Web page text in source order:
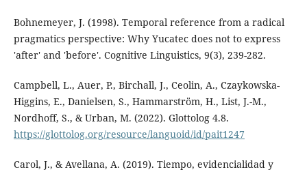
Bohnemeyer, J. (1998). Temporal reference from a radical
pragmatics perspective: Why Yucatec does not to express
'after' and 'before'. Cognitive Linguistics, 9(3), 239-282.
Campbell, L., Auer, P., Birchall, J., Ceolin, A., Czaykowska-
Higgins, E., Danielsen, S., Hammarström, H., List, J.-M.,
Nordhoff, S., & Urban, M. (2022). Glottolog 4.8.
https://glottolog.org/resource/languoid/id/pait1247
Carol, J., & Avellana, A. (2019). Tiempo, evidencialidad y